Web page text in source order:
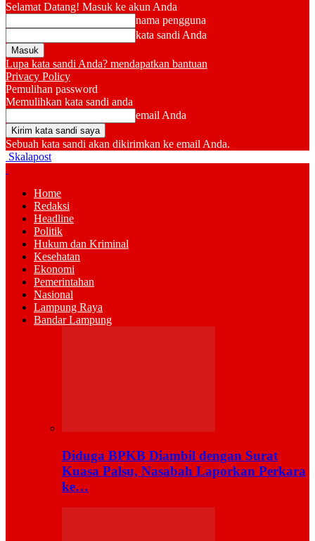
Selamat Datang! Masuk ke akun Anda
nama pengguna
kata sandi Anda
Lupa kata sandi Anda? mendapatkan bantuan
Privacy Policy
Pemulihan password
Memulihkan kata sandi anda
email Anda
Sebuah kata sandi akan dikirimkan ke email Anda.
Skalapost
Home
Redaksi
Headline
Politik
Hukum dan Kriminal
Kesehatan
Ekonomi
Pemerintahan
Nasional
Lampung Raya
Bandar Lampung
Diduga BPKB Diambil dengan Surat
Kuasa Palsu, Nasabah Laporkan Perkara
ke…